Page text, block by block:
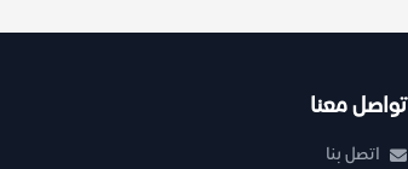
تواصل معنا
اتصل بنا